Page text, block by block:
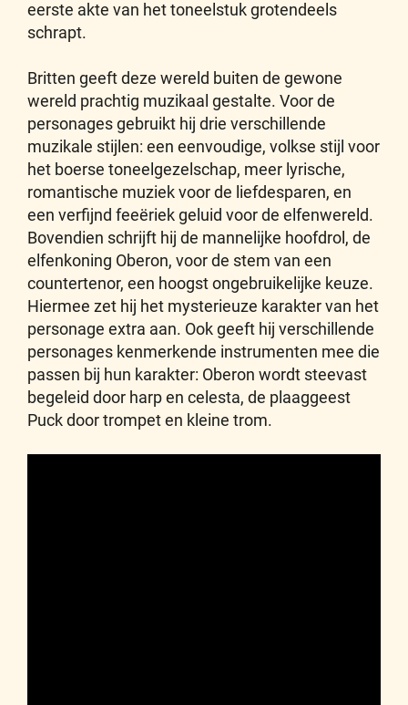
eerste akte van het toneelstuk grotendeels
schrapt.
Britten geeft deze wereld buiten de gewone
wereld prachtig muzikaal gestalte. Voor de
personages gebruikt hij drie verschillende
muzikale stijlen: een eenvoudige, volkse stijl voor
het boerse toneelgezelschap, meer lyrische,
romantische muziek voor de liefdesparen, en
een verfijnd feeëriek geluid voor de elfenwereld.
Bovendien schrijft hij de mannelijke hoofdrol, de
elfenkoning Oberon, voor de stem van een
countertenor, een hoogst ongebruikelijke keuze.
Hiermee zet hij het mysterieuze karakter van het
personage extra aan. Ook geeft hij verschillende
personages kenmerkende instrumenten mee die
passen bij hun karakter: Oberon wordt steevast
begeleid door harp en celesta, de plaaggeest
Puck door trompet en kleine trom.